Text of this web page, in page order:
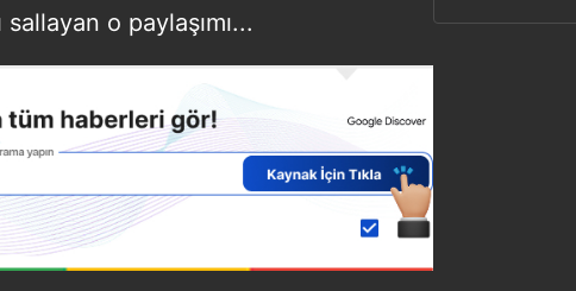
o paylaşımı...